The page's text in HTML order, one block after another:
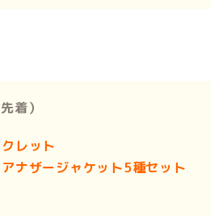
先着）
レット
ナザージャケット5種セット